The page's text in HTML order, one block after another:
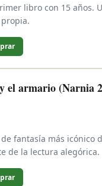
libro con 15 años.
el armario (Narnia
fantasía más
de la lectura alegórica.